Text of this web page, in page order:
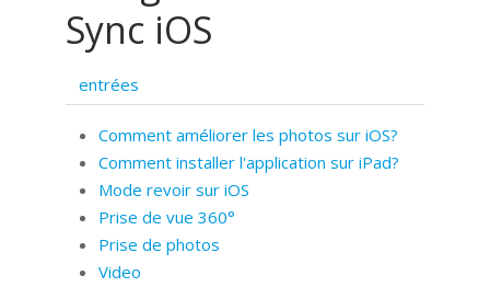
Sync iOS
entrées
Comment améliorer les photos sur iOS?
Comment installer l'application sur iPad?
Mode revoir sur iOS
Prise de vue 360°
Prise de photos
Video